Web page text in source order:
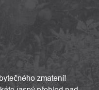
zmatení!